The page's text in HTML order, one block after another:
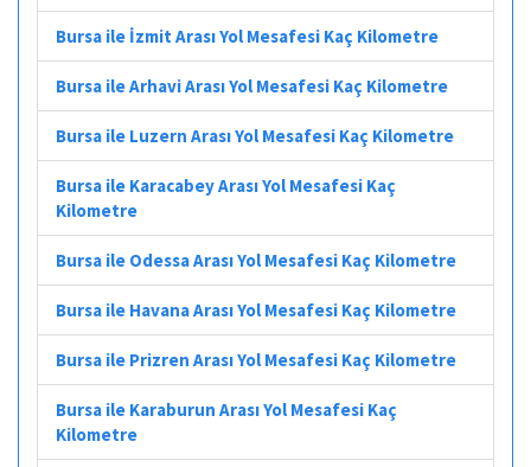
Bursa ile İzmit Arası Yol Mesafesi Kaç Kilometre
Bursa ile Arhavi Arası Yol Mesafesi Kaç Kilometre
Bursa ile Luzern Arası Yol Mesafesi Kaç Kilometre
Bursa ile Karacabey Arası Yol Mesafesi Kaç
Kilometre
Bursa ile Odessa Arası Yol Mesafesi Kaç Kilometre
Bursa ile Havana Arası Yol Mesafesi Kaç Kilometre
Bursa ile Prizren Arası Yol Mesafesi Kaç Kilometre
Bursa ile Karaburun Arası Yol Mesafesi Kaç
Kilometre